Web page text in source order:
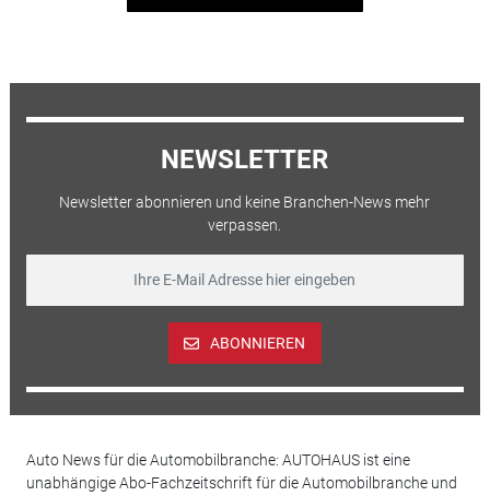
NEWSLETTER
Newsletter abonnieren und keine Branchen-News mehr
verpassen.
ABONNIEREN
Auto News für die Automobilbranche: AUTOHAUS ist eine
unabhängige Abo-Fachzeitschrift für die Automobilbranche und